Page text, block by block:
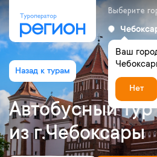
Выберите
Ваш
Нет
Автобусный
из г.Чебоксары